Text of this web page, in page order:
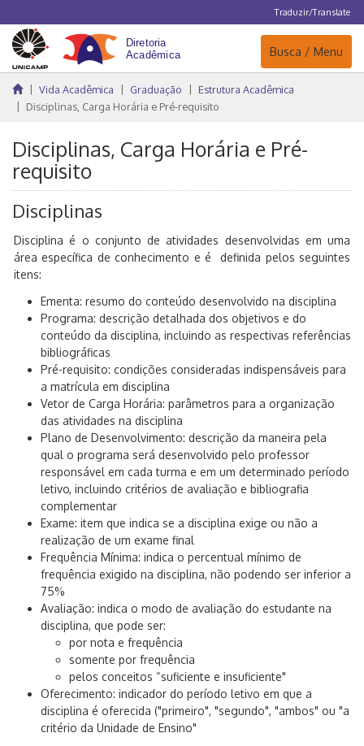
Traduzir/Translate
Navegação
Busca / Menu
Vida Acadêmica Graduação
Estrutura Acadêmica
Disciplinas, Carga Horária e Pré-requisito
Disciplinas, Carga Horária e Pré-
requisito
Disciplinas
Disciplina é o conjunto de atividades desenvolvidas em uma
área específica de conhecimento e é definida pelos seguintes
itens:
Ementa: resumo do conteúdo desenvolvido na disciplina
Programa: descrição detalhada dos objetivos e do
conteúdo da disciplina, incluindo as respectivas referências
bibliográficas
Pré-requisito: condições consideradas indispensáveis para
a matrícula em disciplina
Vetor de Carga Horária: parâmetros para a organização
das atividades na disciplina
Plano de Desenvolvimento: descrição da maneira pela
qual o programa será desenvolvido pelo professor
responsável em cada turma e em um determinado período
letivo, incluindo critérios de avaliação e bibliografia
complementar
Exame: item que indica se a disciplina exige ou não a
realização de um exame final
Frequência Mínima: indica o percentual mínimo de
frequência exigido na disciplina, não podendo ser inferior a
75%
Avaliação: indica o modo de avaliação do estudante na
disciplina, que pode ser:
por nota e frequência
somente por frequência
pelos conceitos “suficiente e insuficiente"
Oferecimento: indicador do período letivo em que a
disciplina é oferecida ("primeiro", "segundo", "ambos" ou "a
critério da Unidade de Ensino"